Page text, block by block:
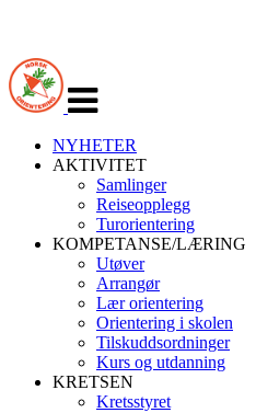
navigasjon
NYHETER
AKTIVITET
Samlinger
Reiseopplegg
Turorientering
KOMPETANSE/LÆRING
Utøver
Arrangør
Lær orientering
Orientering i skolen
Tilskuddsordninger
Kurs og utdanning
KRETSEN
Kretsstyret